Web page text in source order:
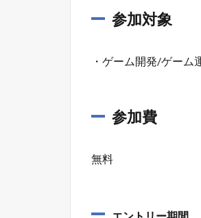
参加対象
・ゲーム開発/ゲーム
参加費
無料